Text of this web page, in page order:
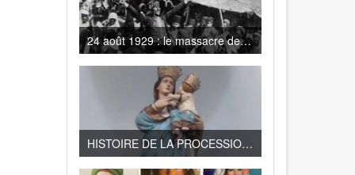
24 août 1929 : le massacre des juifs d'Hébron
HISTOIRE DE LA PROCESSION DE LA VIERGE DE TRAPANI A LA GOULETTE